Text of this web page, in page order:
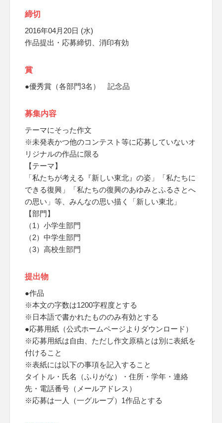
締切
2016年04月20日 (水)
作品提出・応募締切、消印有効
賞
●優秀賞（各部門3名） 記念品
募集内容
テーマにそった作文
※未発表かつ他のコンテスト等に応募していないオ
リジナルの作品に限る
【テーマ】
「私たちが考える『新しい東北』の姿」「私たちに
できる復興」「私たちの復興のあゆみとふるさとへ
の思い」等、みんなの思い描く「新しい東北」
【部門】
（1）小学生部門
（2）中学生部門
（3）高校生部門
提出物
●作品
※本文の字数は1200字程度とする
※日本語で書かれたもののみ有効とする
●応募用紙（公式ホームページよりダウンロード）
※応募用紙は自由、ただし作文原稿とは別に表紙を
付けること
※表紙には以下の事項を記入すること
タイトル・氏名（ふりがな）・住所・学年・連絡
先・電話番号（メールアドレス）
※応募は一人（一グループ）1作品とする